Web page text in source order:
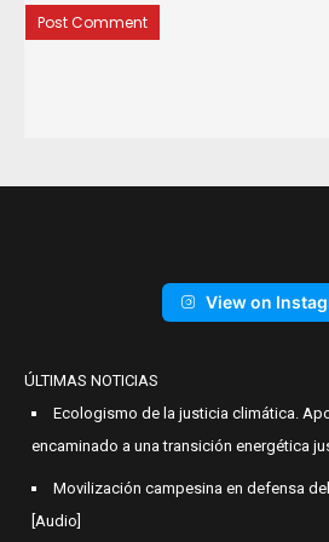
View on
ÚLTIMAS NOTICIAS
Ecologismo de la justicia climática.
encaminado a una transición energética
Movilización campesina en defensa
[Audio]